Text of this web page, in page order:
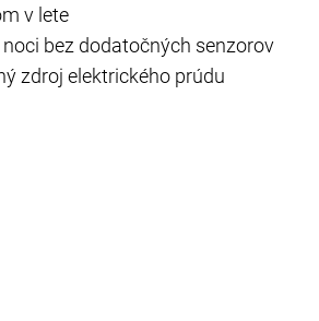
v lete
bez dodatočných senzorov
zdroj elektrického prúdu